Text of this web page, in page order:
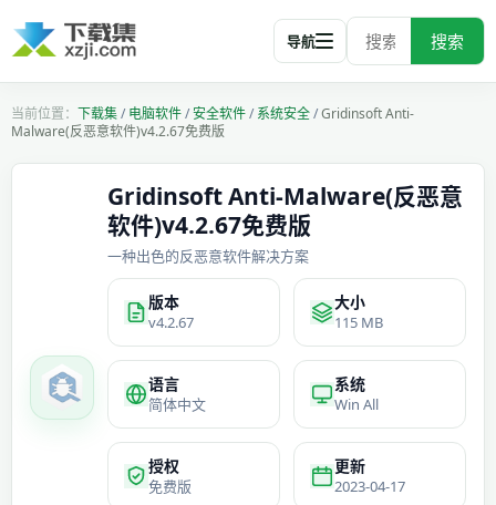
搜索
导航
下载集/电脑软件/安全软件/系统安全/Gridinsoft Anti-
Malware(反恶意软件)v4.2.67免费版
Gridinsoft Anti-Malware(反恶意
软件)v4.2.67免费版
一种出色的反恶意软件解决方案
版本
v4.2.67
大小
115 MB
语言
简体中文
系统
Win All
授权
免费版
更新
2023-04-17